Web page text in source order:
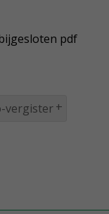
pdf
vergister